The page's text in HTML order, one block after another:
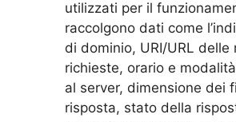
utilizzati per il
raccolgono dati come
di dominio, URI/URL delle
richieste, orario e
al server, dimensione dei
risposta, stato della